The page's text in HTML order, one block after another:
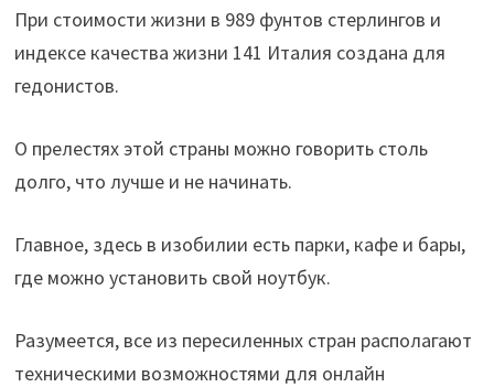
При стоимости жизни в 989 фунтов стерлингов и
индексе качества жизни 141 Италия создана для
гедонистов.
О прелестях этой страны можно говорить столь
долго, что лучше и не начинать.
Главное, здесь в изобилии есть парки, кафе и бары,
где можно установить свой ноутбук.
Разумеется, все из пересиленных стран располагают
техническими возможностями для онлайн